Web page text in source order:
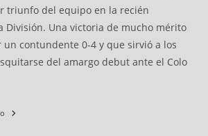
triunfo del equipo en la recién
División. Una victoria de mucho mérito
un contundente 0-4 y que sirvió a los
del amargo debut ante el Colo